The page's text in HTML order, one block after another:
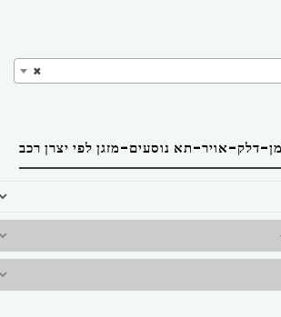
×
דלק-אויר-תא נוסעים-מזגן לפי יצרן רכב